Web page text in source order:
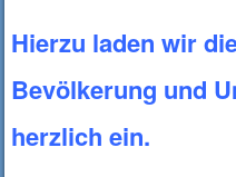
Hierzu laden wir
Bevölkerung und
herzlich ein.